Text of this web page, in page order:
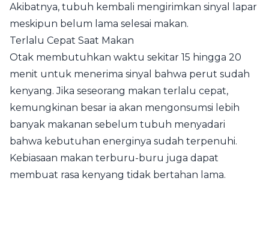
Akibatnya, tubuh kembali mengirimkan sinyal lapar
meskipun belum lama selesai makan.
Terlalu Cepat Saat Makan
Otak membutuhkan waktu sekitar 15 hingga 20
menit untuk menerima sinyal bahwa perut sudah
kenyang. Jika seseorang makan terlalu cepat,
kemungkinan besar ia akan mengonsumsi lebih
banyak makanan sebelum tubuh menyadari
bahwa kebutuhan energinya sudah terpenuhi.
Kebiasaan makan terburu-buru juga dapat
membuat rasa kenyang tidak bertahan lama.